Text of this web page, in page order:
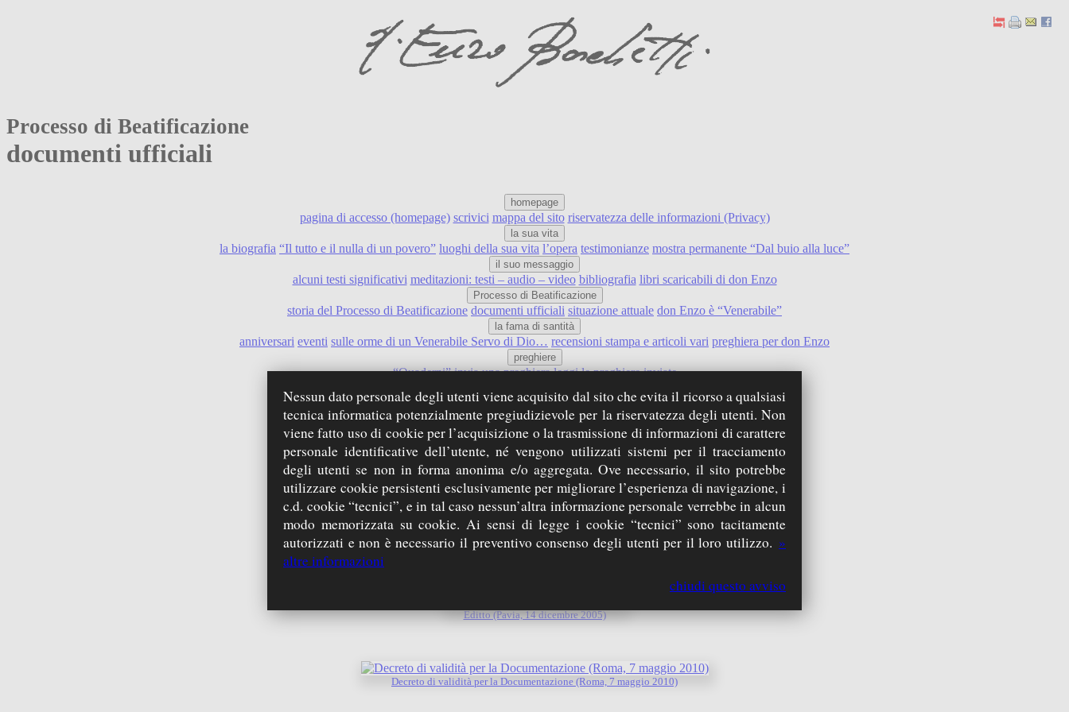
Processo di Beatificazione
documenti ufficiali
homepage
pagina di accesso (homepage) scrivici mappa del sito riservatezza delle informazioni (Privacy)
la sua vita
la biografia “Il tutto e il nulla di un povero” luoghi della sua vita l’opera testimonianze mostra permanente “Dal buio alla luce”
il suo messaggio
alcuni testi significativi meditazioni: testi – audio – video bibliografia libri scaricabili di don Enzo
Processo di Beatificazione
storia del Processo di Beatificazione documenti ufficiali situazione attuale don Enzo è “Venerabile”
la fama di santità
anniversari eventi sulle orme di un Venerabile Servo di Dio… recensioni stampa e articoli vari preghiera per don Enzo
preghiere
“Quaderni” invia una preghiera leggi le preghiere inviate
foto video SempreAmici CdG web podcast(link esterno) canale YouTube CdG(link esterno)
iniziative
iniziative future iniziative passate
Sei qui:homepage» Processo di Beatificazione » documenti ufficiali
Papiensis Beatificationis et Canonizationis Servi Dei Entii Boschetti (Roma, 11 giugno 2019)
Editto (Pavia, 14 dicembre 2005)
Decreto di validità per la Documentazione (Roma, 7 maggio 2010)
Nessun dato personale degli utenti viene acquisito dal sito che evita il ricorso a qualsiasi
tecnica informatica potenzialmente pregiudizievole per la riservatezza degli utenti. Non
viene fatto uso di cookie per l’acquisizione o la trasmissione di informazioni di carattere
personale identificative dell’utente, né vengono utilizzati sistemi per il tracciamento
degli utenti se non in forma anonima e/o aggregata. Ove necessario, il sito potrebbe
utilizzare cookie persistenti esclusivamente per migliorare l’esperienza di navigazione, i
c.d. cookie “tecnici”, e in tal caso nessun’altra informazione personale verrebbe in alcun
modo memorizzata su cookie. Ai sensi di legge i cookie “tecnici” sono tacitamente
autorizzati e non è necessario il preventivo consenso degli utenti per il loro utilizzo. »
altre informazioni
chiudi questo avviso